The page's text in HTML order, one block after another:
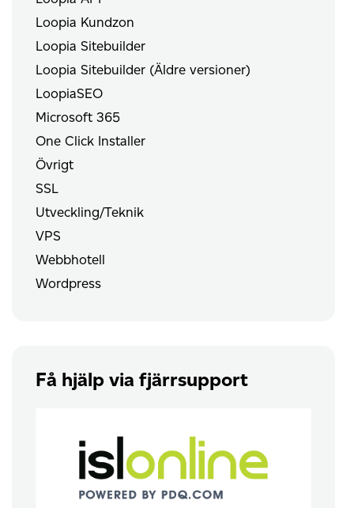
Loopia Kundzon
Loopia Sitebuilder
Loopia Sitebuilder (Äldre versioner)
LoopiaSEO
Microsoft 365
One Click Installer
Övrigt
SSL
Utveckling/Teknik
VPS
Webbhotell
Wordpress
Få hjälp via fjärrsupport